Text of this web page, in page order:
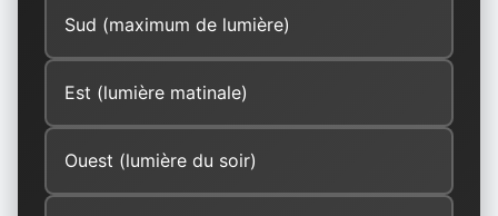
Sud (maximum de lumière)
Est (lumière matinale)
Ouest (lumière du soir)